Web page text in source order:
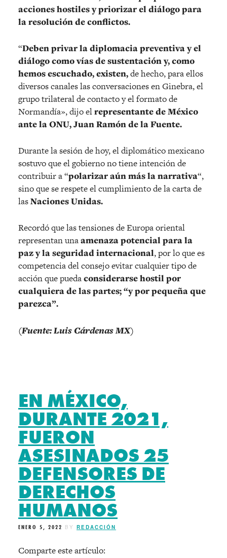
acciones hostiles y priorizar el diálogo para
la resolución de conflictos.
“Deben privar la diplomacia preventiva y el
diálogo como vías de sustentación y, como
hemos escuchado, existen,de hecho, para ellos
diversos canales las conversaciones en Ginebra, el
grupo trilateral de contacto y el formato de
Normandía», dijo elrepresentante de México
ante la ONU, Juan Ramón de la Fuente.
Durante la sesión de hoy, el diplomático mexicano
sostuvo que el gobierno no tiene intención de
contribuir a “polarizar aún más la narrativa“,
sino que se respete el cumplimiento de la carta de
lasNaciones Unidas.
Recordó que las tensiones de Europa oriental
representan unaamenaza potencial para la
paz y la seguridad internacional, por lo que es
competencia del consejo evitar cualquier tipo de
acción que puedaconsiderarse hostil por
cualquiera de las partes; “y por pequeña que
parezca”.
(Fuente: Luis Cárdenas MX)
EN MÉXICO,
DURANTE 2021,
FUERON
ASESINADOS 25
DEFENSORES DE
DERECHOS
HUMANOS
ENERO 5, 2022 BY REDACCIÓN
Comparte este artículo: